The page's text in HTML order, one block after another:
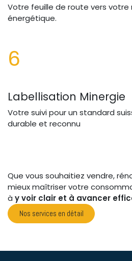
Votre feuille de route vers votre
énergétique.
6
Labellisation Minergie
Votre suivi pour un standard
durable et reconnu
Que vous souhaitiez vendre,
mieux maîtriser votre
à y voir clair et à avancer
Nos services en détail